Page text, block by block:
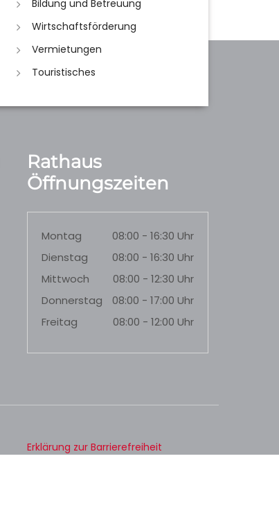
Bildung und Betreuung
Wirtschaftsförderung
Vermietungen
Touristisches
Rathaus
Öffnungszeiten
Montag
08:00 - 16:30 Uhr
Dienstag
08:00 - 16:30 Uhr
Mittwoch
08:00 - 12:30 Uhr
Donnerstag
08:00 - 17:00 Uhr
Freitag
08:00 - 12:00 Uhr
Erklärung zur Barrierefreiheit